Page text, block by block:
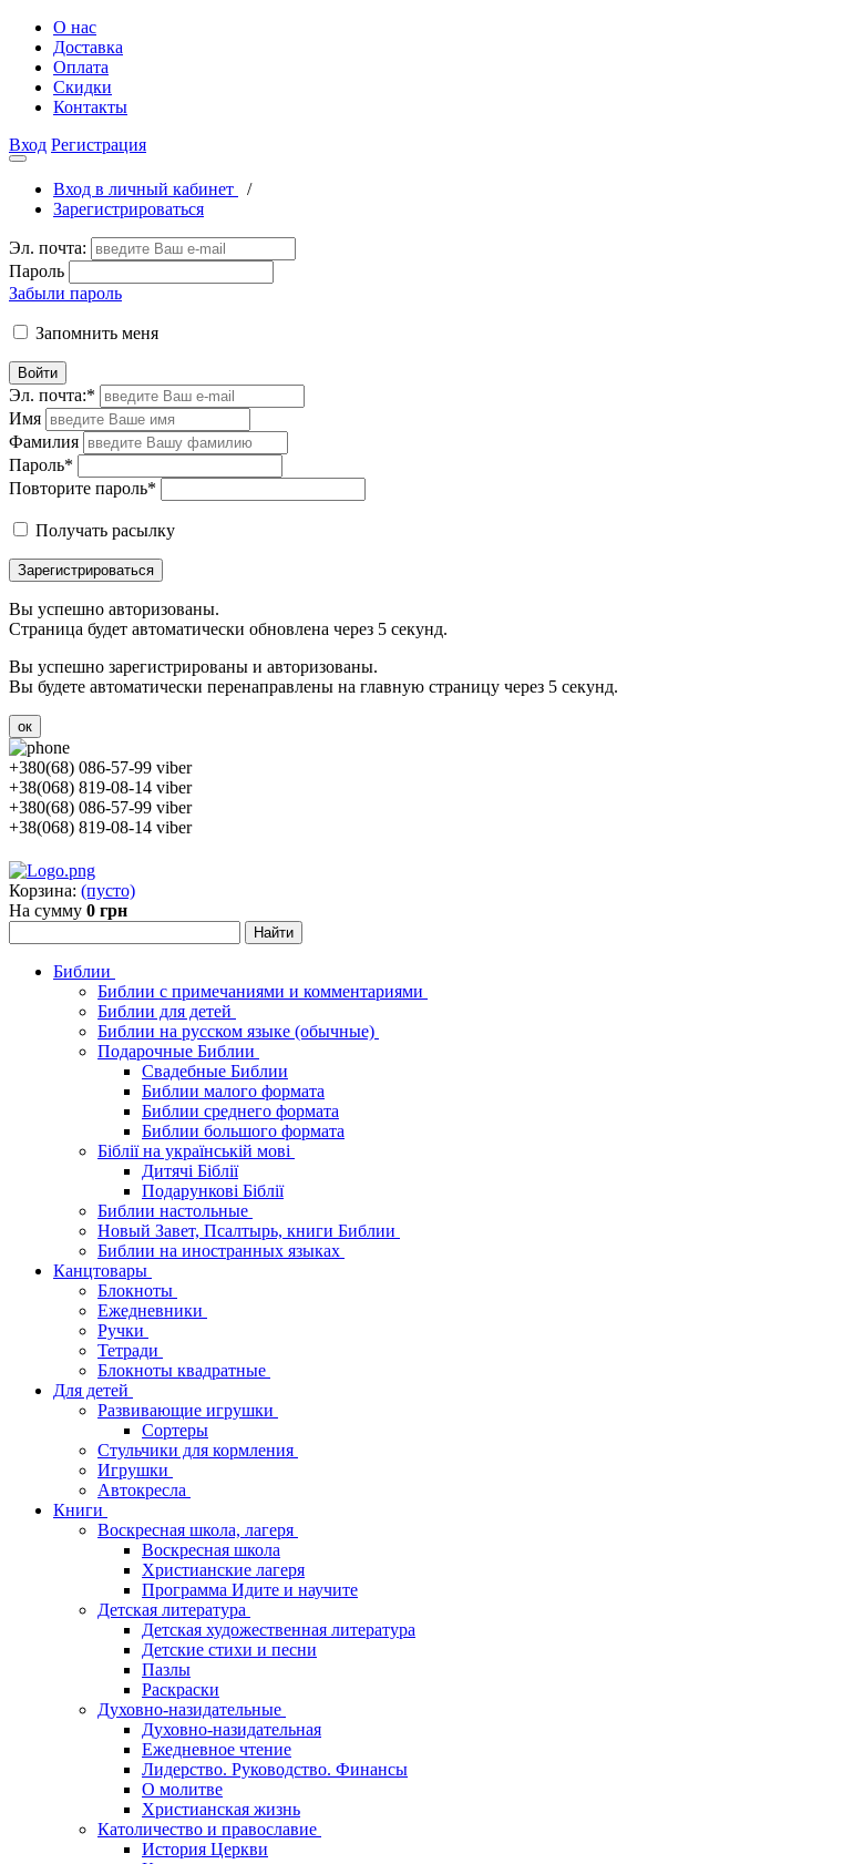
О нас
Доставка
Оплата
Скидки
Контакты
Вход Регистрация
Вход в личный кабинет
/
Зарегистрироваться
Эл. почта:
Пароль
Забыли пароль
Запомнить меня
Войти
Эл. почта:*
Имя
Фамилия
Пароль*
Повторите пароль*
Получать расылку
Зарегистрироваться
Вы успешно авторизованы.
Страница будет автоматически обновлена через 5 секунд.
Вы успешно зарегистрированы и авторизованы.
Вы будете автоматически перенаправлены на главную страницу через 5 секунд.
ок
+380(68) 086-57-99 viber
+38(068) 819-08-14 viber
+380(68) 086-57-99 viber
+38(068) 819-08-14 viber
Корзина: (пусто)
На сумму 0 грн
Библии
Библии с примечаниями и комментариями
Библии для детей
Библии на русском языке (обычные)
Подарочные Библии
Свадебные Библии
Библии малого формата
Библии среднего формата
Библии большого формата
Біблії на українській мові
Дитячі Біблії
Подарункові Біблії
Библии настольные
Новый Завет, Псалтырь, книги Библии
Библии на иностранных языках
Канцтовары
Блокноты
Ежедневники
Ручки
Тетради
Блокноты квадратные
Для детей
Развивающие игрушки
Сортеры
Стульчики для кормления
Игрушки
Автокресла
Книги
Воскресная школа, лагеря
Воскресная школа
Христианские лагеря
Программа Идите и научите
Детская литература
Детская художественная литература
Детские стихи и песни
Пазлы
Раскраски
Духовно-назидательные
Духовно-назидательная
Ежедневное чтение
Лидерство. Руководство. Финансы
О молитве
Христианская жизнь
Католичество и православие
История Церкви